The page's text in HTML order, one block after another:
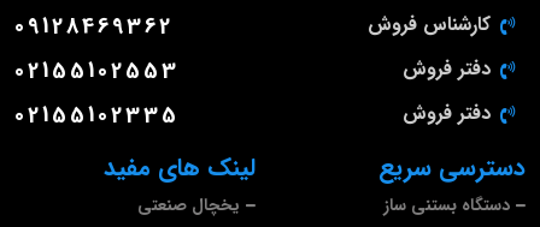
لینک های مفید
یخچال صنعتی
دسترسی سریع
دستگاه بستنی ساز
کارشناس فروش 09128469362
دفتر فروش 02155102553
دفتر فروش 02155102335